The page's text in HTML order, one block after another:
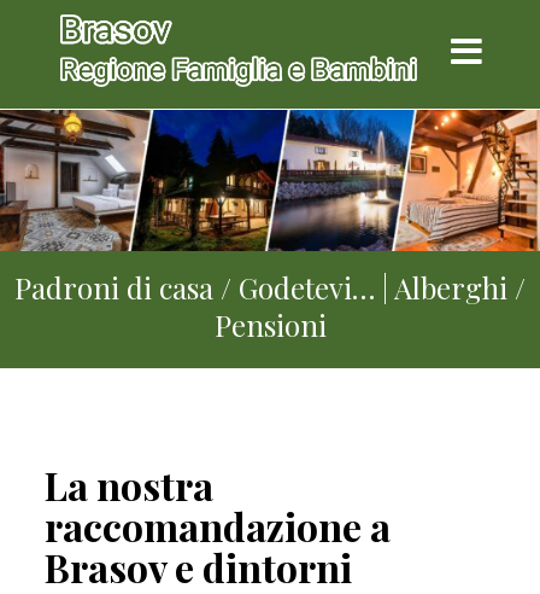
Padroni di casa / Godetevi… | Alberghi /
Pensioni
La nostra
raccomandazione a
Brasov e dintorni